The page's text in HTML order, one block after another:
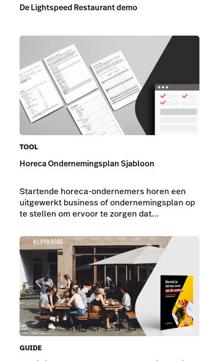
De Lightspeed Restaurant demo
TOOL
Horeca Ondernemingsplan Sjabloon
Startende horeca-ondernemers horen een
uitgewerkt business of ondernemingsplan op
te stellen om ervoor te zorgen dat...
GUIDE